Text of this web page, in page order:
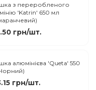
з переробленого
'Katrin' 650 мл
грн/шт.
алюмінієва 'Queta' 550
грн/шт.